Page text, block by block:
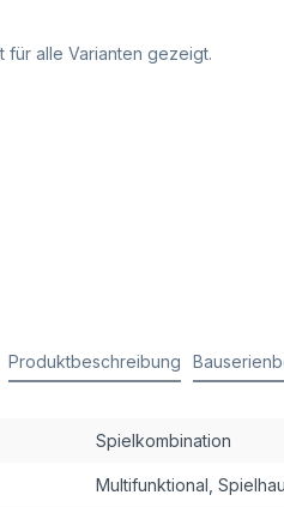
alle Varianten gezeigt.
Produktbeschreibung
Spielkombination
Multifunktional ,